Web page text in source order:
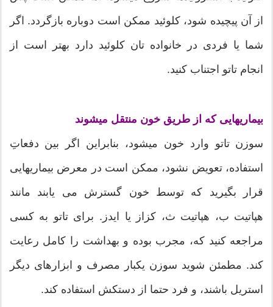
از آن پیچیده شود، کلوئید ممکن است دوباره بازگردد. اگر
شما یا فردی در خانواده تان کلوئید دارد بهتر است از
انجام تاتو اجتناب کنید.
بیماریهایی که از طریق خون منتقل میشوند
سوزن تاتو وارد خون میشود، بنابراین اگر بین دفعاتِ
استفاده، تعویض نشود، ممکن است در معرض بیماریهایی
قرار بگیرید که توسط خون گسترش می یابند مانند
هپاتیت ب، هپاتیت ث، کزاز یا ایدز. برای تاتو به کسی
مراجعه کنید که، مجرب بوده و بهداشت را کامل رعایت
کند. مطمئن شوید سوزن یکبار مصرف و ابزارهای دیگر
استریل باشند، و فرد حتما از دستکش استفاده کند.